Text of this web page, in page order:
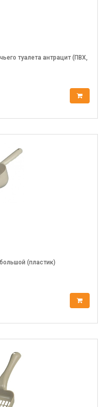
туалета антрацит (ПВХ,
(пластик)